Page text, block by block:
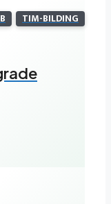
TIM-BILDING